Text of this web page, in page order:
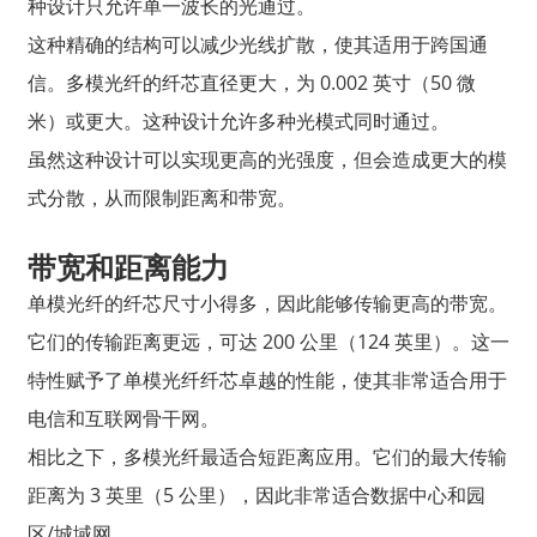
种设计只允许单一波长的光通过。
这种精确的结构可以减少光线扩散，使其适用于跨国通
信。多模光纤的纤芯直径更大，为 0.002 英寸（50 微
米）或更大。这种设计允许多种光模式同时通过。
虽然这种设计可以实现更高的光强度，但会造成更大的模
式分散，从而限制距离和带宽。
带宽和距离能力
单模光纤的纤芯尺寸小得多，因此能够传输更高的带宽。
它们的传输距离更远，可达 200 公里（124 英里）。这一
特性赋予了单模光纤纤芯卓越的性能，使其非常适合用于
电信和互联网骨干网。
相比之下，多模光纤最适合短距离应用。它们的最大传输
距离为 3 英里（5 公里），因此非常适合数据中心和园